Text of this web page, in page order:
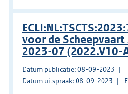
voor de
2023-07 (2022.V10-
Datum publicatie: 08-09-2023
Datum uitspraak: 08-09-2023